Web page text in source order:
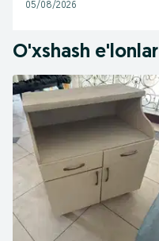
05/08/2026
O'xshash e'lonlar